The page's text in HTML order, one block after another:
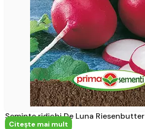
Seminte ridichi De Luna Riesenbutter
Citeşte mai mult